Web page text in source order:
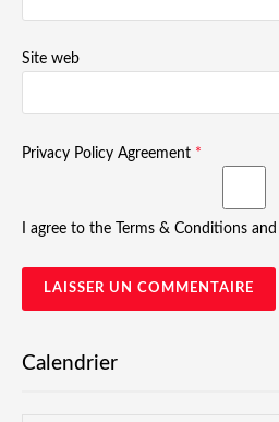
Site web
Privacy Policy Agreement *
I agree to the Terms & Conditions and
Calendrier